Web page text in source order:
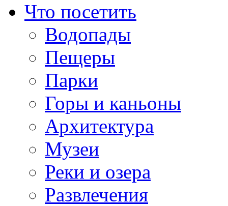
Что посетить
Водопады
Пещеры
Парки
Горы и каньоны
Архитектура
Музеи
Реки и озера
Развлечения